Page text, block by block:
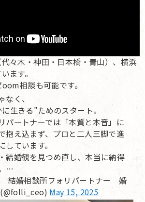
々木・神田・日本橋・青山）、横浜
ます。
相談も可能です。
く、
生きる”ためのスタート。
パートナーでは「本質と本音」に
抱え込まず、プロと二人三脚で進
ています。
結婚観を見つめ直し、本当に納得
…
結婚相談所フォリパートナー 婚
May 15, 2025